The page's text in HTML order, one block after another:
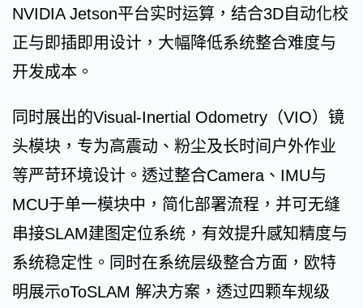
NVIDIA Jetson平台实时运算，结合3D自动化校
正与即插即用设计，大幅降低系统整合难度与
开发成本。
同时展出的Visual-Inertial Odometry（VIO）镜
头模块，专为高震动、粉尘及长时间户外作业
等严苛环境设计。透过整合Camera、IMU与
MCU于单一模块中，简化部署流程，并可无缝
串接SLAM建图定位系统，有效提升感知精度与
系统稳定性。同时在系统层级整合方面，欧特
明展示oToSLAM 解决方案，透过四颗车规级